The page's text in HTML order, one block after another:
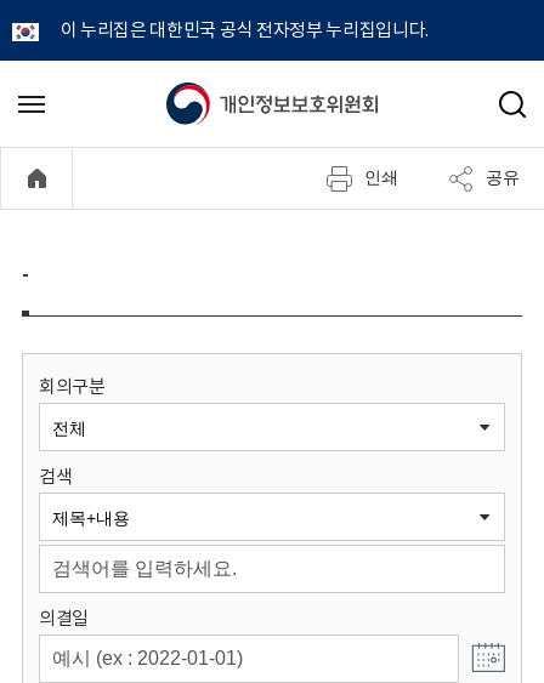
이 누리집은 대한민국 공식 전자정부 누리집입니다.
개
정
보
원
회
메
기
검
인쇄 공유
-
회의구분
검색
의결일